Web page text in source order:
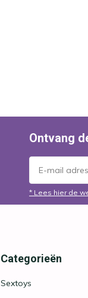
Ontvang
* Lees hier de
Categorieën
Sextoys